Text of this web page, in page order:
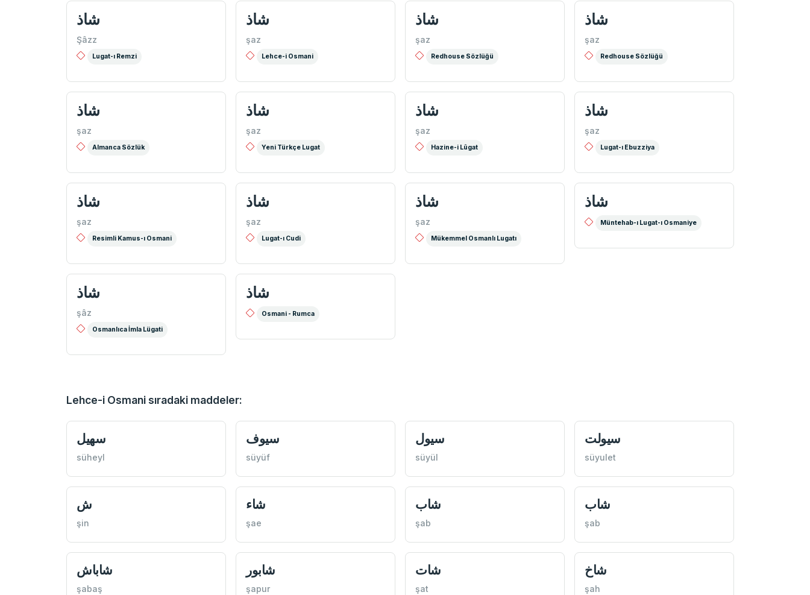
شاذ
Şâzz
Lugat-ı Remzi
شاذ
şaz
Lehce-i Osmani
شاذ
şaz
Redhouse Sözlüğü
شاذ
şaz
Redhouse Sözlüğü
شاذ
şaz
Almanca Sözlük
شاذ
şaz
Yeni Türkçe Lugat
شاذ
şaz
Hazine-i Lûgat
شاذ
şaz
Lugat-ı Ebuzziya
شاذ
şaz
Resimli Kamus-ı Osmani
شاذ
şaz
Lugat-ı Cudi
شاذ
şaz
Mükemmel Osmanlı Lugatı
شاذ
Müntehab-ı Lugat-ı Osmaniye
شاذ
şâz
Osmanlıca İmla Lügati
شاذ
Osmani - Rumca
Lehce-i Osmani sıradaki maddeler:
سهيل
süheyl
سيوف
süyüf
سيول
süyül
سيولت
süyulet
ش
şin
شاء
şae
شاب
şab
شاب
şab
شاباش
şabaş
شابور
şapur
شات
şat
شاخ
şah